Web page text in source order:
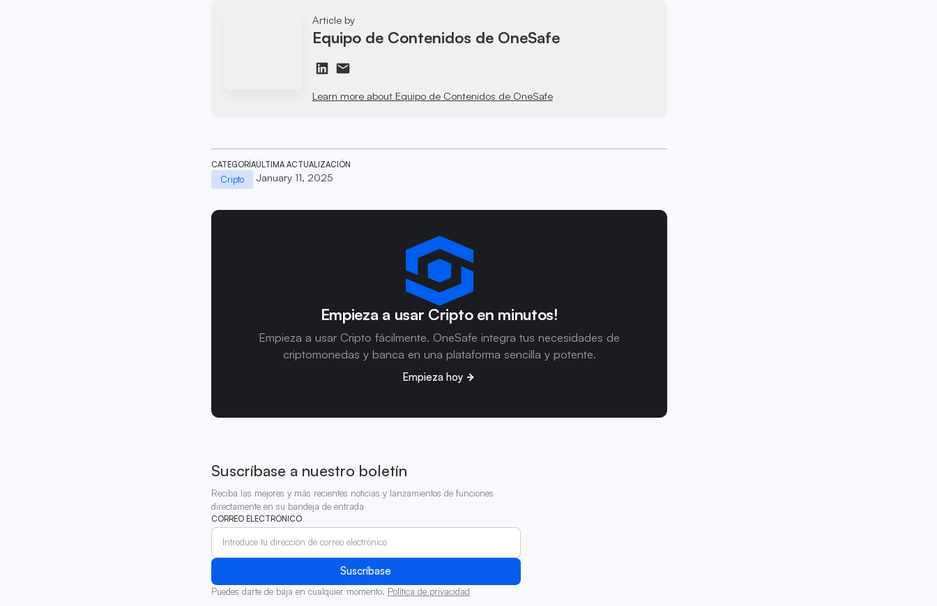
Article by
Equipo de Contenidos de OneSafe
Learn more about Equipo de Contenidos de OneSafe
CATEGORÍA
Cripto
ÚLTIMA ACTUALIZACIÓN
January 11, 2025
Empieza a usar Cripto en minutos!
Empieza a usar Cripto fácilmente. OneSafe integra tus necesidades de
criptomonedas y banca en una plataforma sencilla y potente.
Empieza hoy
Suscríbase a nuestro boletín
Reciba las mejores y más recientes noticias y lanzamientos de funciones
directamente en su bandeja de entrada
CORREO ELECTRÓNICO
Puedes darte de baja en cualquier momento. Política de privacidad